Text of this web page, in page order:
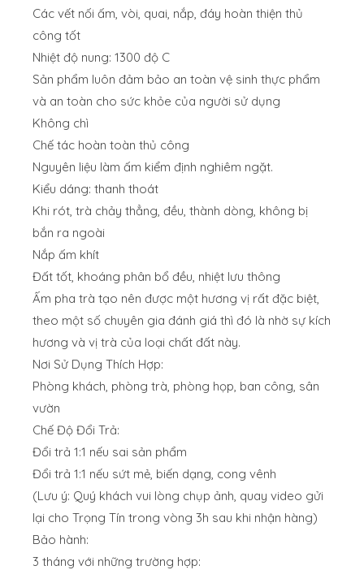
Các vết nối ấm, vòi, quai, nắp, đáy hoàn thiện thủ
công tốt
Nhiệt độ nung: 1300 độ C
Sản phẩm luôn đảm bảo an toàn vệ sinh thực phẩm
và an toàn cho sức khỏe của người sử dụng
Không chì
Chế tác hoàn toàn thủ công
Nguyên liệu làm ấm kiểm định nghiêm ngặt.
Kiểu dáng: thanh thoát
Khi rót, trà chảy thẳng, đều, thành dòng, không bị
bắn ra ngoài
Nắp ấm khít
Đất tốt, khoáng phân bổ đều, nhiệt lưu thông
Ấm pha trà tạo nên được một hương vị rất đặc biệt,
theo một số chuyên gia đánh giá thì đó là nhờ sự kích
hương và vị trà của loại chất đất này.
Nơi Sử Dụng Thích Hợp:
Phòng khách, phòng trà, phòng họp, ban công, sân
vườn
Chế Độ Đổi Trả:
Đổi trả 1:1 nếu sai sản phẩm
Đổi trả 1:1 nếu sứt mẻ, biến dạng, cong vênh
(Lưu ý: Quý khách vui lòng chụp ảnh, quay video gửi
lại cho Trọng Tín trong vòng 3h sau khi nhận hàng)
Bảo hành:
3 tháng với những trường hợp: